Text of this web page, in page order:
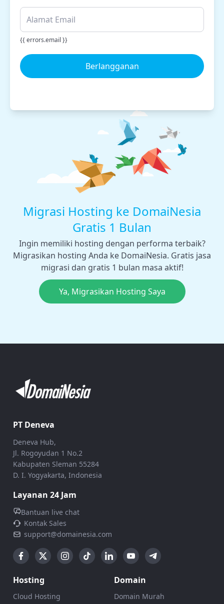
{{ errors.email }}
Berlangganan
Migrasi Hosting ke DomaiNesia
Gratis 1 Bulan
Ingin memiliki hosting dengan performa terbaik?
Migrasikan hosting Anda ke DomaiNesia. Gratis jasa
migrasi dan gratis 1 bulan masa aktif!
Ya, Migrasikan Hosting Saya
PT Deneva
Deneva Hub,
Jl. Rogoyudan 1 No.2
Kabupaten Sleman 55284
D. I. Yogyakarta, Indonesia
Layanan 24 Jam
Bantuan live chat
Kontak Sales
support@domainesia.com
Hosting
Cloud Hosting
Domain
Domain Murah